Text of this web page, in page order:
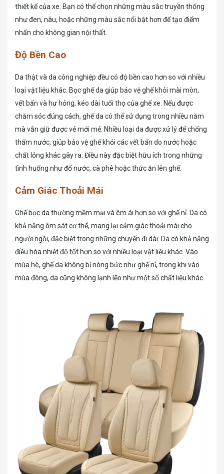
thiết kế của xe. Bạn có thể chọn những màu sắc truyền thống
như đen, nâu, hoặc những màu sắc nổi bật hơn để tạo điểm
nhấn cho không gian nội thất.
Độ Bền Cao
Da thật và da công nghiệp đều có độ bền cao hơn so với nhiều
loại vật liệu khác. Bọc ghế da giúp bảo vệ ghế khỏi mài mòn,
vết bẩn và hư hỏng, kéo dài tuổi thọ của ghế xe. Nếu được
chăm sóc đúng cách, ghế da có thể sử dụng trong nhiều năm
mà vẫn giữ được vẻ mới mẻ. Nhiều loại da được xử lý để chống
thấm nước, giúp bảo vệ ghế khỏi các vết bẩn do nước hoặc
chất lỏng khác gây ra. Điều này đặc biệt hữu ích trong những
tình huống như đổ nước, cà phê hoặc thức ăn lên ghế.
Cảm Giác Thoải Mái
Ghế bọc da thường mềm mại và êm ái hơn so với ghế nỉ. Da có
khả năng ôm sát cơ thể, mang lại cảm giác thoải mái cho
người ngồi, đặc biệt trong những chuyến đi dài. Da có khả năng
điều hòa nhiệt độ tốt hơn so với nhiều loại vật liệu khác. Vào
mùa hè, ghế da không bị nóng bức như ghế nỉ, trong khi vào
mùa đông, da cũng không lạnh lẽo như một số chất liệu khác.